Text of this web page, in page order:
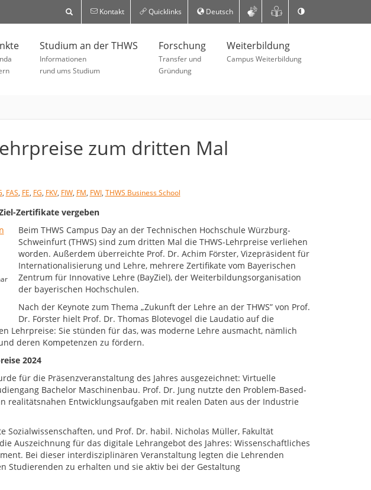
Kontakt Quicklinks Deutsch
Studium an der THWS
Informationen
rund ums Studium
Forschung
Transfer und
Gründung
Weiterbildung
Campus Weiterbildung
zum dritten Mal
, FAS, FE, FG, FKV, FIW, FM, FWI, THWS Business School
Zertifikate vergeben
Beim THWS Campus Day an der Technischen Hochschule Würzburg-
Schweinfurt (THWS) sind zum dritten Mal die THWS-Lehrpreise verliehen
worden. Außerdem überreichte Prof. Dr. Achim Förster, Vizepräsident für
Internationalisierung und Lehre, mehrere Zertifikate vom Bayerischen
Zentrum für Innovative Lehre (BayZiel), der Weiterbildungsorganisation
der bayerischen Hochschulen.
Nach der Keynote zum Thema „Zukunft der Lehre an der THWS” von Prof.
Dr. Förster hielt Prof. Dr. Thomas Blotevogel die Laudatio auf die
Lehrpreise: Sie stünden für das, was moderne Lehre ausmacht, nämlich
deren Kompetenzen zu fördern.
2024
für die Präsenzveranstaltung des Jahres ausgezeichnet: Virtuelle
Bachelor Maschinenbau. Prof. Dr. Jung nutzte den Problem-Based-
realitätsnahen Entwicklungsaufgaben mit realen Daten aus der Industrie
Sozialwissenschaften, und Prof. Dr. habil. Nicholas Müller, Fakultät
Auszeichnung für das digitale Lehrangebot des Jahres: Wissenschaftliches
Bei dieser interdisziplinären Veranstaltung legten die Lehrenden
Studierenden zu erhalten und sie aktiv bei der Gestaltung